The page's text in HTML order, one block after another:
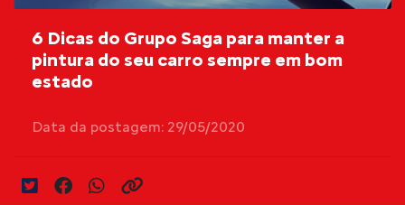
6 Dicas do Grupo Saga para manter a
pintura do seu carro sempre em bom
estado
Data da postagem: 29/05/2020